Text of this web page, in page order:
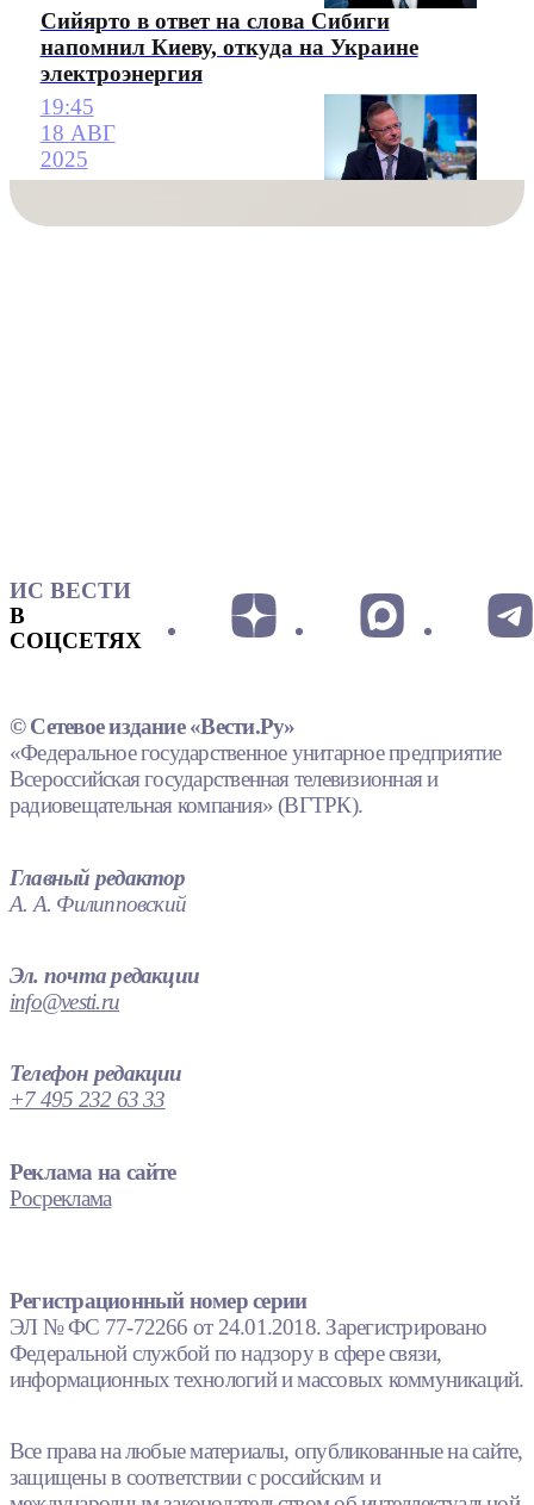
Сийярто в ответ на слова Сибиги
напомнил Киеву, откуда на Украине
электроэнергия
19:45
18 АВГ
2025
ИС ВЕСТИ
В
СОЦСЕТЯХ
© Сетевое издание «Вести.Ру»
«Федеральное государственное унитарное предприятие
Всероссийская государственная телевизионная и
радиовещательная компания» (ВГТРК).
Главный редактор
А. А. Филипповский
Эл. почта редакции
info@vesti.ru
Телефон редакции
+7 495 232 63 33
Реклама на сайте
Росреклама
Регистрационный номер серии
ЭЛ № ФС 77-72266 от 24.01.2018. Зарегистрировано
Федеральной службой по надзору в сфере связи,
информационных технологий и массовых коммуникаций.
Все права на любые материалы, опубликованные на сайте,
защищены в соответствии с российским и